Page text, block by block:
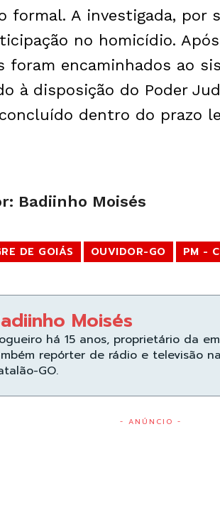
formal. A investigada, por
no homicídio.
foram encaminhados ao
à disposição do Poder
dentro do prazo
Badiinho Moisés
DE GOIÁS OUVIDOR-GO PM -
Moisés
há 15 anos, proprietário da
repórter de rádio e televisão na
GO.
- ANÚNCIO -